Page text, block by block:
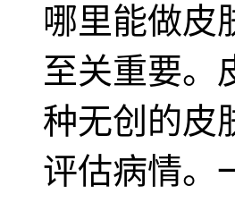
哪里能做皮
至关重要。
种无创的皮
评估病情。